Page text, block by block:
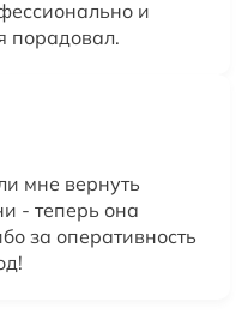
и
порадовал.
мне вернуть
- теперь она
за оперативность